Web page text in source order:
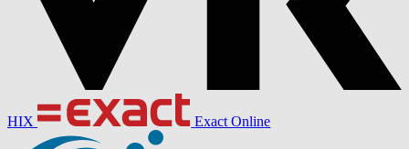
HIX Exact Online